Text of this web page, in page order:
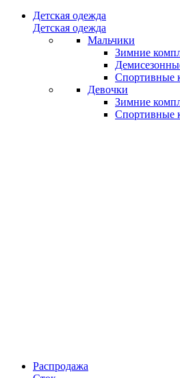
Детская одежда
Детская одежда
Мальчики
Зимние
Спортивные
Девочки
Зимние
Спортивные
Распродажа